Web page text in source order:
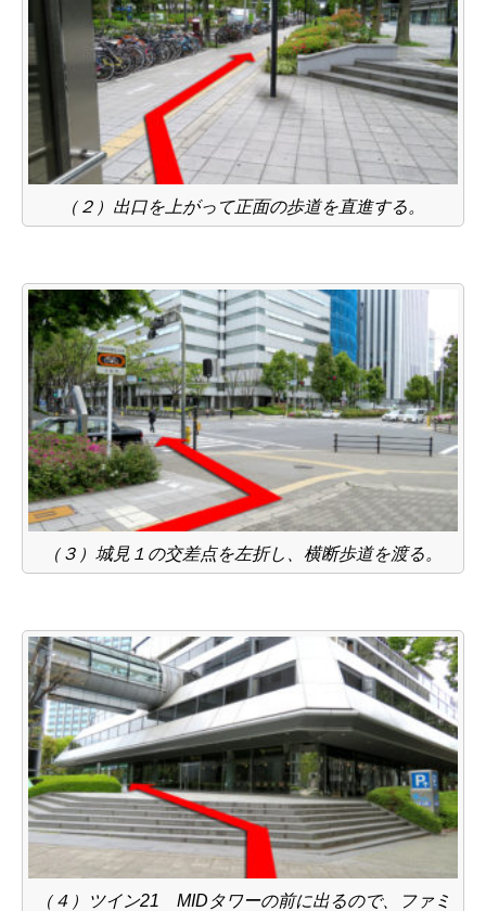
（２）出口を上がって正面の歩道を直進する。
（３）城見１の交差点を左折し、横断歩道を渡る。
（４）ツイン21 MIDタワーの前に出るので、ファミ